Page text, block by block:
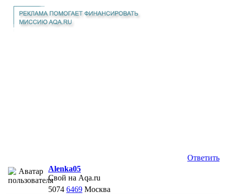
Ответить
Alenka05
Свой на Aqa.ru
5074 6469 Москва